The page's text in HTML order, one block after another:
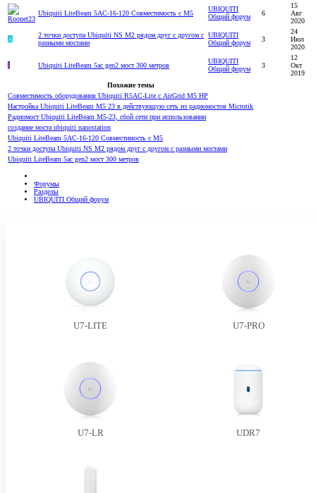
Ubiquiti LiteBeam 5AC-16-120 Совместимость с M5
UBIQUITI
Общий форум
6
15
Авг
2020
A
2 точки доступа Ubiquiti NS M2 рядом друг с другом с
разными мостами
UBIQUITI
Общий форум
3
24
Июл
2020
I Ubiquiti LiteBeam 5ac gen2 мост 300 метров
UBIQUITI
Общий форум
3
12
Окт
2019
Похожие темы
Совместимость оборудования Ubiquiti R5AC-Lite с AirGrid M5 HP
Настройка Ubiquiti LiteBeam M5 23 в действующую сеть из радиомостов Microtik
Радиомост Ubiquiti LiteBeam M5-23, сбой сети при использовании
создание моста ubiquiti nanostation
Ubiquiti LiteBeam 5AC-16-120 Совместимость с M5
2 точки доступа Ubiquiti NS M2 рядом друг с другом с разными мостами
Ubiquiti LiteBeam 5ac gen2 мост 300 метров
Форумы
Разделы
UBIQUITI Общий форум
U7-LITE U7-PRO
U7-LR UDR7